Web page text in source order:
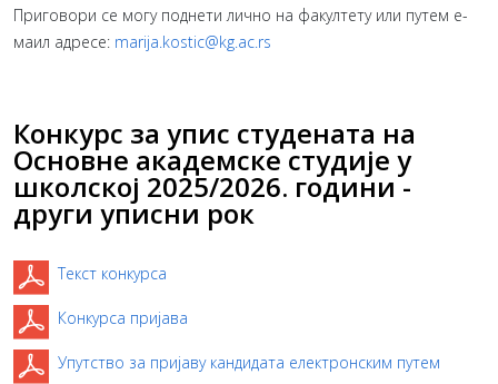
Приговори се могу поднети лично на факултету или путем е-
маил адресе: marija.kostic@kg.ac.rs
Конкурс за упис студената на
Основне академске студије у
школској 2025/2026. години -
други уписни рок
Текст конкурса
Конкурса пријава
Упутство за пријаву кандидата електронским путем